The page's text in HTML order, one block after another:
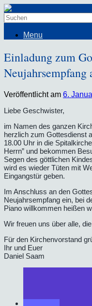
Menu
Einladung zum
Neujahrsempfang
Veröffentlicht am 6.
Liebe Geschwister,
im Namen des ganzen
herzlich zum Gottesdienst
18.00 Uhr in die
Herrn” und bekommen
Segen des göttlichen
wird es wieder Tüten mit
Eingangstür geben.
Im Anschluss an den
Neujahrsempfang ein, bei
Piano willkommen heißen
Wir freuen uns über alle,
Für den Kirchenvorstand
Ihr und Euer
Daniel Saam